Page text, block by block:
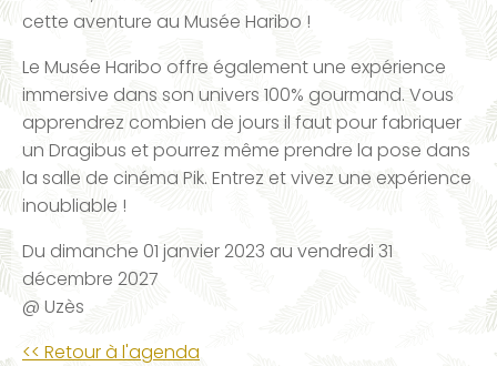
cette aventure au Musée Haribo !
Le Musée Haribo offre également une expérience
immersive dans son univers 100% gourmand. Vous
apprendrez combien de jours il faut pour fabriquer
un Dragibus et pourrez même prendre la pose dans
la salle de cinéma Pik. Entrez et vivez une expérience
inoubliable !
Du dimanche 01 janvier 2023 au vendredi 31
décembre 2027
@ Uzès
<< Retour à l'agenda